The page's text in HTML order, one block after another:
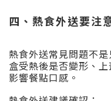
四、熱食外送要注
熱食外送常見問題不
盒受熱後是否變形、
影響餐點口感。